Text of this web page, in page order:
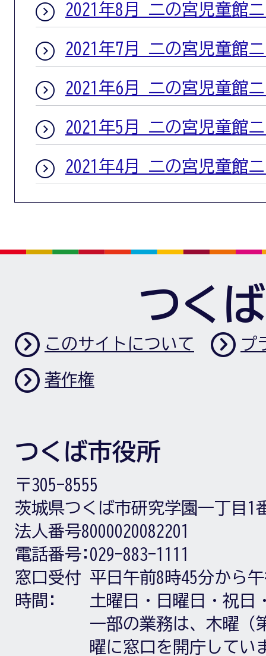
2021年8月 二の宮児童館
2021年7月 二の宮児童館
2021年6月 二の宮児童館
2021年5月 二の宮児童館
2021年4月 二の宮児童館
つく
このサイトについて プ
著作権
つくば市役所
〒305-8555
茨城県つくば市研究学園一丁目1
法人番号8000020082201
電話番号: 029-883-1111
窓口受付
時間:
平日午前8時45分から
土曜日・日曜日・祝日
一部の業務は、木曜（
曜に窓口を開庁してい